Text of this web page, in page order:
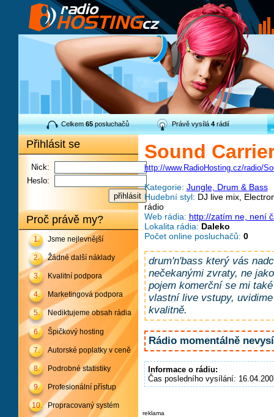
Celkem65posluchačů Právě vysílá4rádií
Přihlásit se
Nick:
Heslo:
Proč právě my?
1. Jsme nejlevnější
2. Žádné další náklady
3. Kvalitní podpora
4. Marketingová podpora
5. Nediktujeme obsah rádia
6. Špičkový hosting
7. Autorské poplatky v ceně
8. Podrobné statistiky
9. Profesionální přístup
10. Propracovaný systém
Sound
http://www.RadioHosting.cz/radio/
Kategorie: Jungle, Drum & Bass
Hudební styl: DJ live mix,
rádio
Web rádia: http://zatím ne, není
Lokalita rádia: Daleko
Počet online posluchačů: 0
drum'n'bass který vás
nečekanými zvraty, ne
pojem komerční se mi
vlastní live vstupy,
kvalitně.
Rádio momentálně
Informace o rádiu:
Čas posledního vysílání:
reklama